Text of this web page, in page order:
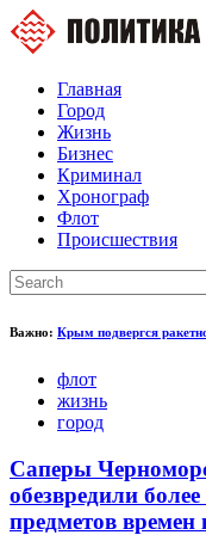
Главная
Город
Жизнь
Бизнес
Криминал
Хронограф
Флот
Происшествия
Важно: Крым подвергся
флот
жизнь
город
Саперы
обезвредили
предметов